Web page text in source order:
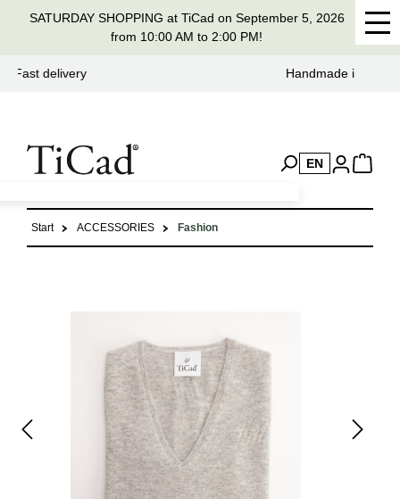
content
SATURDAY SHOPPING at TiCad on September 5, 2026
from 10:00 AM to 2:00 PM!
Handmade in Germany for 37 years
EN
Start ACCESSORIES Fashion